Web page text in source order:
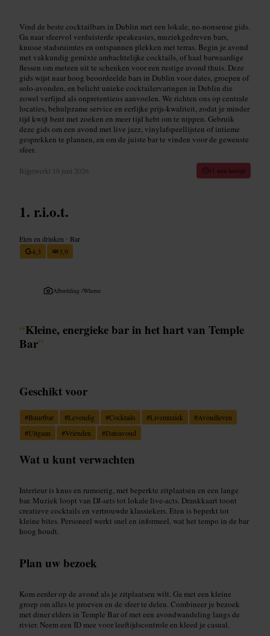
Vind de beste cocktailbars in Dublin met een lokale, no-nonsense gids.
Ga naar sfeervol verduisterde speakeasies, muziekgedreven bars,
knusse stadsruimtes en ontspannen plekken met terras. Begin je avond
met vakkundig gemixte ambachtelijke cocktails, of haal barwaardige
flessen om meteen uit te schenken voor een rustige avond thuis. Deze
gids wijst naar hoog beoordeelde bars in Dublin voor dates, groepen of
solo-avonden, en belicht unieke cocktailervaringen in Dublin die
zowel verfijnd als onpretentieus aanvoelen. We richten ons op centrale
locaties, behulpzame service en eerlijke prijs-kwaliteit, zodat je minder
tijd kwijt bent met zoeken en meer tijd hebt om te nippen. Gebruik
deze gids om een avond met live jazz, vinylafspeellijsten of intieme
gesprekken te plannen, en om de juiste bar te vinden voor de gewenste
sfeer.
Bijgewerkt 10 juni 2026 11 min leestijd
r.i.o.t.
Eten en drinken • Bar
4,3
3,9
Afbeelding /Wheree
“Kleine, energieke bar in het hart van Temple
Bar”
Geschikt voor
#Buurtbar #Levendig #Cocktails #Livemuziek #Avondleven
#Uitgaan #Vrienden #Dateavond
Wat u kunt verwachten
Interieur is knus en rumoerig, met beperkte zitplaatsen en een lange
bar. Muziek loopt van DJ-sets tot lokale live-acts. Drankkaart toont
creatieve cocktails en vertrouwde klassiekers. Eten is beperkt tot
kleine bites. Personeel werkt snel en informeel, wat het tempo in de bar
hoog houdt.
Plan uw bezoek
Kom eerder op de avond als je zitplaatsen wilt. Ga met een kleine
groep om alles te proeven en de sfeer te delen. Combineer je bezoek
met diner elders in Temple Bar of met een avondwandeling langs de
rivier. Neem een ID mee voor leeftijdscontrole en kleed je casual.